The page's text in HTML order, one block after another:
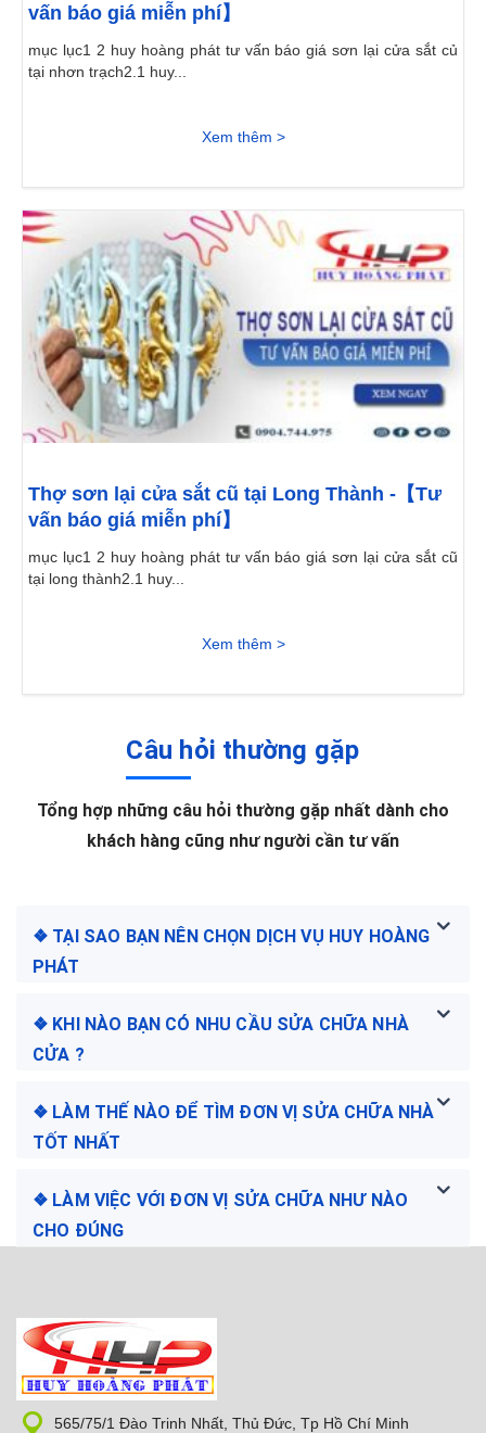
vấn báo giá miễn phí】
mục lục1 2 huy hoàng phát tư vấn báo giá sơn lại cửa sắt củ
tại nhơn trạch2.1 huy...
Xem thêm >
Thợ sơn lại cửa sắt cũ tại Long Thành -【Tư
vấn báo giá miễn phí】
mục lục1 2 huy hoàng phát tư vấn báo giá sơn lại cửa sắt cũ
tại long thành2.1 huy...
Xem thêm >
Câu hỏi thường gặp
Tổng hợp những câu hỏi thường gặp nhất dành cho
khách hàng cũng như người cần tư vấn
❖ TẠI SAO BẠN NÊN CHỌN DỊCH VỤ HUY HOÀNG
PHÁT
❖ KHI NÀO BẠN CÓ NHU CẦU SỬA CHỮA NHÀ
CỬA ?
❖ LÀM THẾ NÀO ĐỂ TÌM ĐƠN VỊ SỬA CHỮA NHÀ
TỐT NHẤT
❖ LÀM VIỆC VỚI ĐƠN VỊ SỬA CHỮA NHƯ NÀO
CHO ĐÚNG
565/75/1 Đào Trinh Nhất, Thủ Đức, Tp Hồ Chí Minh